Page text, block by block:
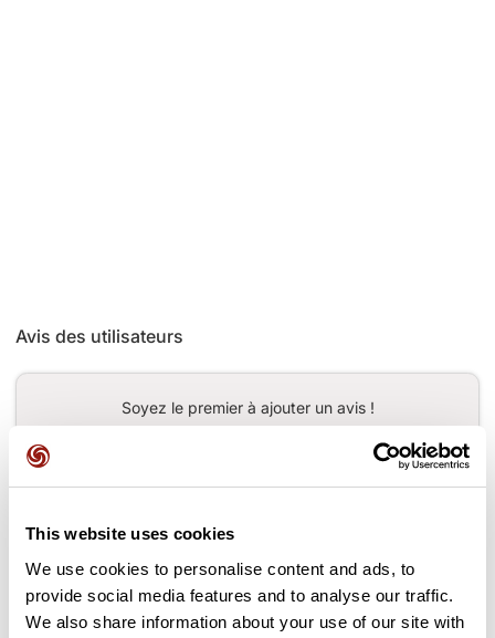
This website uses cookies
We use cookies to personalise content and ads, to
provide social media features and to analyse our traffic.
We also share information about your use of our site with
Avis des utilisateurs
Soyez le premier à ajouter un avis !
Cols le long du parcours